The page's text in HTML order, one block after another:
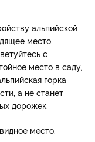
альпийской
место.
с
место в саду,
горка
а не станет
дорожек.
место.